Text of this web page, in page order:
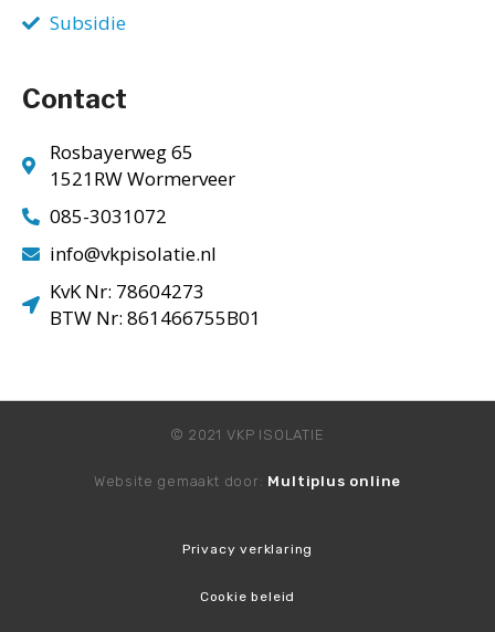
Subsidie
Contact
Rosbayerweg 65
1521RW Wormerveer
085-3031072
info@vkpisolatie.nl
KvK Nr: 78604273
BTW Nr: 861466755B01
© 2021 VKP ISOLATIE
Website gemaakt door: Multiplus online
Privacy verklaring
Cookie beleid